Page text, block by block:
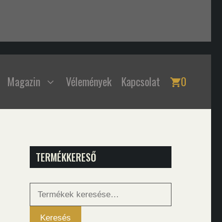
Magazin Vélemények Kapcsolat 0
TERMÉKKERESŐ
Keresés
Keresés